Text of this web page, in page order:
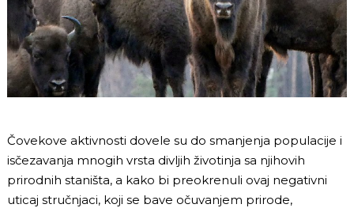
Čovekove aktivnosti dovele su do smanjenja populacije i
isčezavanja mnogih vrsta divljih životinja sa njihovih
prirodnih staništa, a kako bi preokrenuli ovaj negativni
uticaj stručnjaci, koji se bave očuvanjem prirode,